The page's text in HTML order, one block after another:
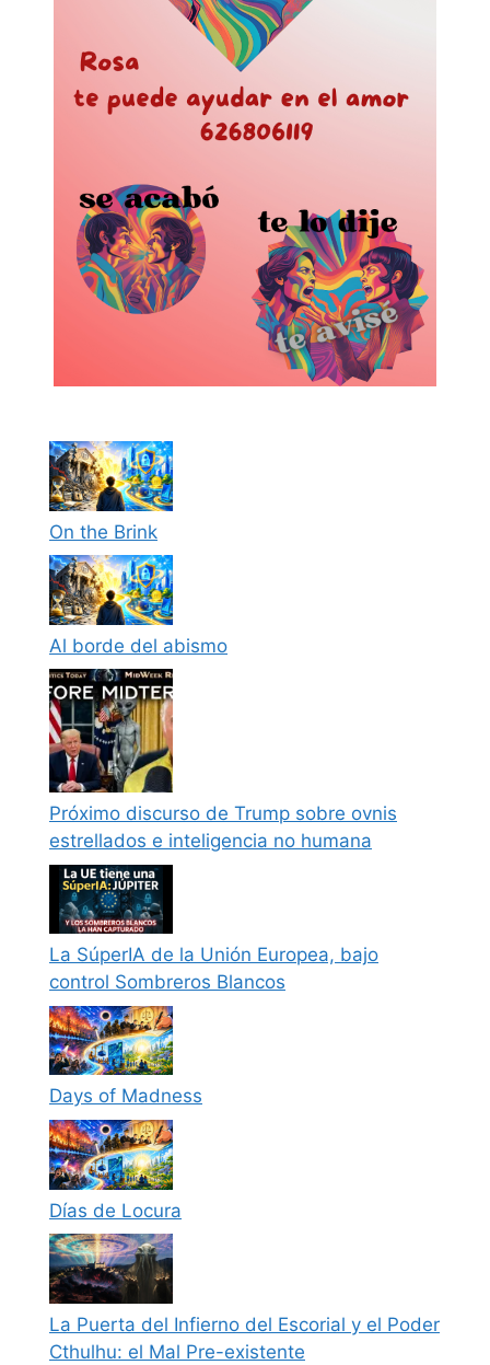
On the Brink
Al borde del abismo
Próximo discurso de Trump sobre ovnis
estrellados e inteligencia no humana
La SúperIA de la Unión Europea, bajo
control Sombreros Blancos
Days of Madness
Días de Locura
La Puerta del Infierno del Escorial y el Poder
Cthulhu: el Mal Pre-existente